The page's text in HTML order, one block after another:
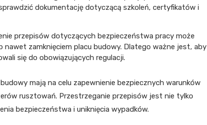
dokumentację dotyczącą szkoleń, certyfikatów i
przepisów dotyczących bezpieczeństwa pracy może
nawet zamknięciem placu budowy. Dlatego ważne jest, aby
się do obowiązujących regulacji.
mają na celu zapewnienie bezpiecznych warunków
rusztowań. Przestrzeganie przepisów jest nie tylko
bezpieczeństwa i uniknięcia wypadków.